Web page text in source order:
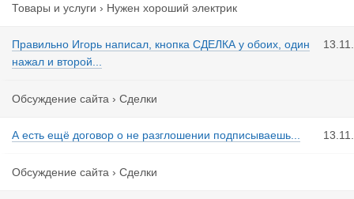
Товары и услуги › Нужен хороший электрик
Правильно Игорь написал, кнопка СДЕЛКА у обоих, один
нажал и второй...
Обсуждение сайта › Сделки
А есть ещё договор о не разглошении подписываешь...
Обсуждение сайта › Сделки